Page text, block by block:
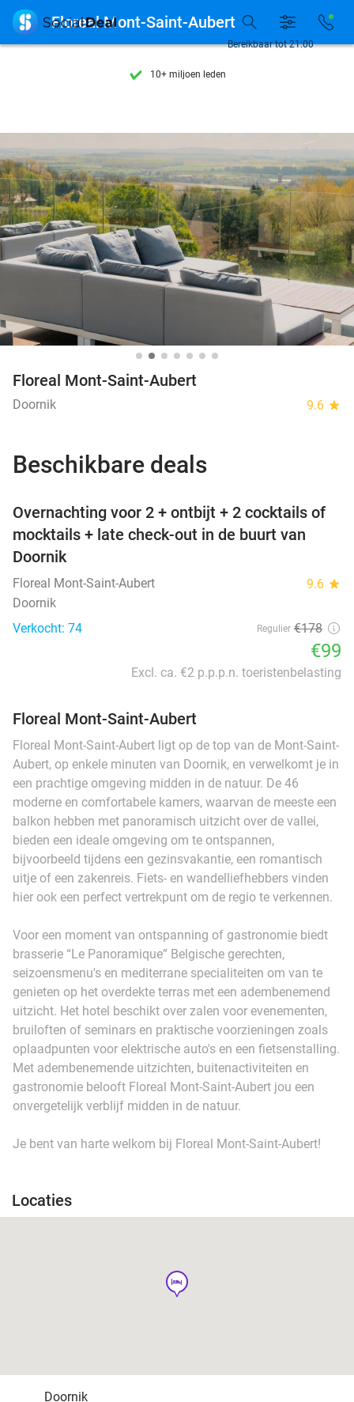
7 dagen per week beschikbaar
10+ miljoen leden
7 dagen per week beschikbaar
10+ miljoen leden
Bereikbaar tot 21:00
 Floreal Mont-Saint-Aubert
Floreal Mont-Saint-Aubert
Doornik 9.6 star
Beschikbare deals
Overnachting voor 2 + ontbijt + 2 cocktails of
mocktails + late check-out in de buurt van
Doornik
Floreal Mont-Saint-Aubert 9.6 star
Doornik
Verkocht: 74
Regulier €178
€99
Excl. ca. €2 p.p.p.n. toeristenbelasting
Floreal Mont-Saint-Aubert
Floreal Mont-Saint-Aubert ligt op de top van de Mont-Saint-
Aubert, op enkele minuten van Doornik, en verwelkomt je in
een prachtige omgeving midden in de natuur. De 46
moderne en comfortabele kamers, waarvan de meeste een
balkon hebben met panoramisch uitzicht over de vallei,
bieden een ideale omgeving om te ontspannen,
bijvoorbeeld tijdens een gezinsvakantie, een romantisch
uitje of een zakenreis. Fiets- en wandelliefhebbers vinden
hier ook een perfect vertrekpunt om de regio te verkennen.
Voor een moment van ontspanning of gastronomie biedt
brasserie “Le Panoramique” Belgische gerechten,
seizoensmenu's en mediterrane specialiteiten om van te
genieten op het overdekte terras met een adembenemend
uitzicht. Het hotel beschikt over zalen voor evenementen,
bruiloften of seminars en praktische voorzieningen zoals
oplaadpunten voor elektrische auto's en een fietsenstalling.
Met adembenemende uitzichten, buitenactiviteiten en
gastronomie belooft Floreal Mont-Saint-Aubert jou een
onvergetelijk verblijf midden in de natuur.
Je bent van harte welkom bij Floreal Mont-Saint-Aubert!
Locaties
hotel
Doornik